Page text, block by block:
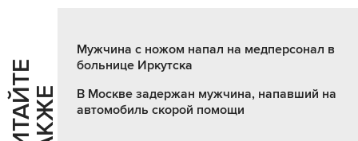
Ч
И
Т
АЙ
Т
Е
Т
А
К
ЖЕ
Мужчина с ножом напал на медперсонал в
больнице Иркутска
В Москве задержан мужчина, напавший на
автомобиль скорой помощи